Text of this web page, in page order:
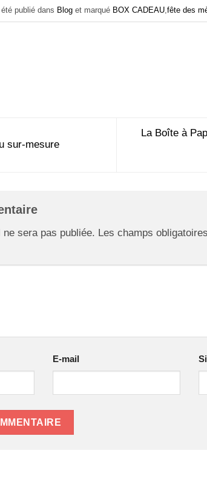
publié dans Blog et marqué BOX CADEAU ,fête des
sur-mesure
La Boîte à
sera pas publiée. Les champs
E-mail